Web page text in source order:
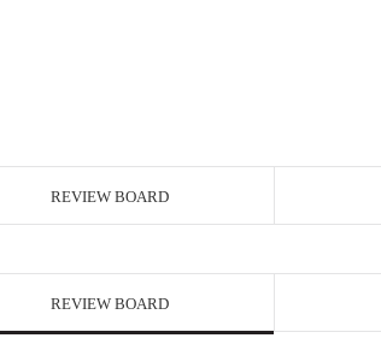
REVIEW BOARD
REVIEW BOARD